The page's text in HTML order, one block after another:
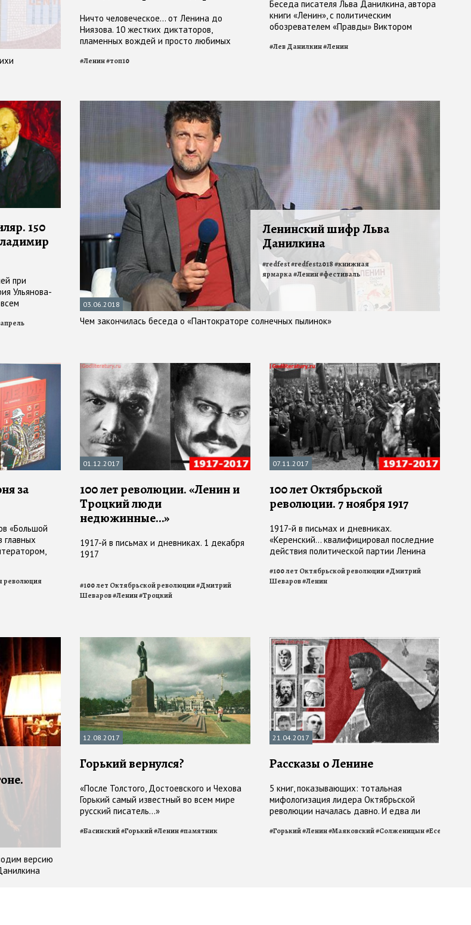
Ничто человеческое… от Ленина до
Ниязова. 10 жестких диктаторов,
пламенных вождей и просто любимых
прозе и философско-религиозным
#Ленин#топ10
Беседа писателя Льва Данилкина, автора
книги «Ленин», с политическим
обозревателем «Правды» Виктором
#Лев Данилкин#Ленин
150
при
Ульянова-
поезда на
а в
так
апрель
03.06.2018
Ленинский шифр Льва
Данилкина
Чем закончилась беседа о «Пантократоре солнечных пылинок»
#redfest#redfest2018#книжная
ярмарка#Ленин#фестиваль
за
«Большой
революция
01.12.2017
100 лет революции. «Ленин и
Троцкий люди
недюжинные…»
1917-й в письмах и дневниках. 1 декабря
1917
#100 лет Октябрьской революции#Дмитрий
Шеваров#Ленин#Троцкий
07.11.2017
100 лет Октябрьской
революции. 7 ноября 1917
1917-й в письмах и дневниках.
«Керенский… квалифицировал последние
действия политической партии Ленина
государству»
#100 лет Октябрьской революции#Дмитрий
Шеваров#Ленин
версию
12.08.2017
Горький вернулся?
«После Толстого, Достоевского и Чехова
Горький самый известный во всем мире
русский писатель…»
#Басинский#Горький#Ленин#памятник
21.04.2017
Рассказы о Ленине
5 книг, показывающих: тотальная
мифологизация лидера Октябрьской
революции началась давно. И едва ли
слишком противоречива эта фигура,
#Горький#Ленин#Маяковский#Солженицын#Есенин